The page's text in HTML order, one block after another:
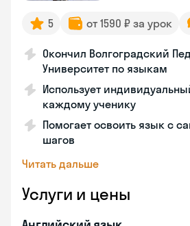
5 от 1590 ₽ за урок
Окончил Волгоградский
Университет по языкам
Использует
каждому ученику
Помогает освоить язык с
шагов
Читать дальше
Услуги и цены